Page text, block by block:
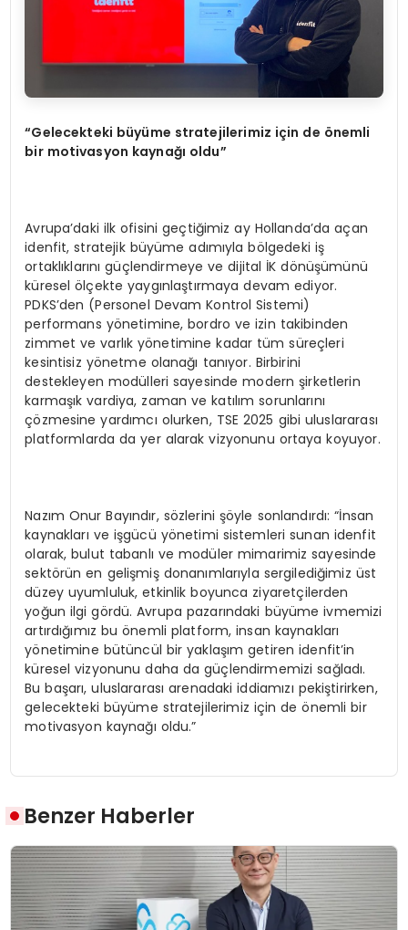
“Gelecekteki büyüme stratejilerimiz için de önemli
bir motivasyon kaynağı oldu”
Avrupa’daki ilk ofisini geçtiğimiz ay Hollanda’da açan
idenfit, stratejik büyüme adımıyla bölgedeki iş
ortaklıklarını güçlendirmeye ve dijital İK dönüşümünü
küresel ölçekte yaygınlaştırmaya devam ediyor.
PDKS’den (Personel Devam Kontrol Sistemi)
performans yönetimine, bordro ve izin takibinden
zimmet ve varlık yönetimine kadar tüm süreçleri
kesintisiz yönetme olanağı tanıyor. Birbirini
destekleyen modülleri sayesinde modern şirketlerin
karmaşık vardiya, zaman ve katılım sorunlarını
çözmesine yardımcı olurken, TSE 2025 gibi uluslararası
platformlarda da yer alarak vizyonunu ortaya koyuyor.
Nazım Onur Bayındır, sözlerini şöyle sonlandırdı: “İnsan
kaynakları ve işgücü yönetimi sistemleri sunan idenfit
olarak, bulut tabanlı ve modüler mimarimiz sayesinde
sektörün en gelişmiş donanımlarıyla sergilediğimiz üst
düzey uyumluluk, etkinlik boyunca ziyaretçilerden
yoğun ilgi gördü. Avrupa pazarındaki büyüme ivmemizi
artırdığımız bu önemli platform, insan kaynakları
yönetimine bütüncül bir yaklaşım getiren idenfit’in
küresel vizyonunu daha da güçlendirmemizi sağladı.
Bu başarı, uluslararası arenadaki iddiamızı pekiştirirken,
gelecekteki büyüme stratejilerimiz için de önemli bir
motivasyon kaynağı oldu.”
Benzer Haberler